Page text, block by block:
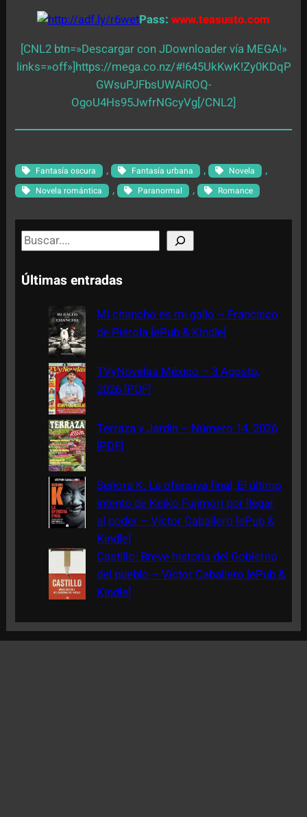
Pass: www.teasusto.com
[CNL2 btn=»Descargar con JDownloader vía MEGA!»
links=»off»]https://mega.co.nz/#!645UkKwK!Zy0KDqP
GWsuPJFbsUWAiROQ-
OgoU4Hs95JwfrNGcyVg[/CNL2]
Fantasía oscura , Fantasía urbana , Novela ,
Novela romántica , Paranormal , Romance
S
e
a
Últimas entradas
Mi chancho es mi gallo – Francisco
de Piérola [ePub & Kindle]
TVyNovelas México – 3 Agosto,
2026 [PDF]
Terraza y Jardín – Número 14, 2026
[PDF]
Señora K. La ofensiva final, El último
intento de Keiko Fujimori por llegar
al poder – Víctor Caballero [ePub &
Kindle]
Castillo: Breve historia del Gobierno
del pueblo – Víctor Caballero [ePub &
Kindle]